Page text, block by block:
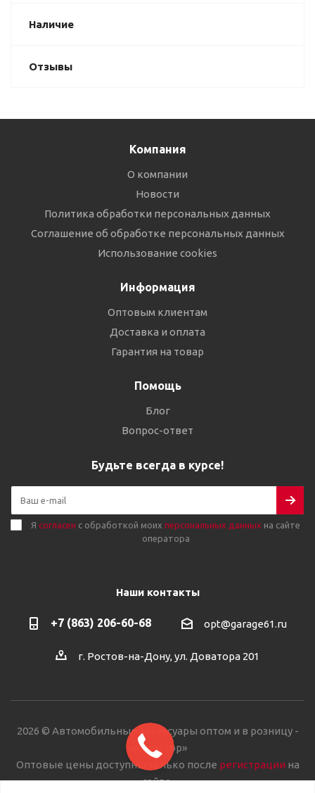
Наличие
Отзывы
Компания
О компании
Новости
Политика обработки персональных данных
Соглашение об обработке персональных данных
Использование cookies
Информация
Оптовым клиентам
Доставка и оплата
Гарантия на товар
Помощь
Блог
Вопрос-ответ
Будьте всегда в курсе!
Я согласен с обработкой моих персональных данных на сайте
оператора
Наши контакты
+7 (863) 206-60-68 opt@garage61.ru
г. Ростов-на-Дону, ул. Доватора 201
2026 © Автомобильные аксессуары оптом и в розницу -
«Автостор»
Оптовые цены доступны только после регистрации на
сайте.